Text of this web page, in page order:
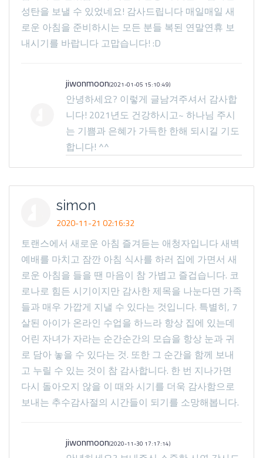
성탄을 보낼 수 있었네요! 감사드립니다 매일매일 새
로운 아침을 준비하시는 모든 분들 복된 연말연휴 보
내시기를 바랍니다 고맙습니다! :D
jiwonmoon(2021-01-05 15:10:49)
안녕하세요? 이렇게 글남겨주셔서 감사합
니다! 2021년도 건강하시고~ 하나님 주시
는 기쁨과 은혜가 가득한 한해 되시길 기도
합니다! ^^
simon
2020-11-21 02:16:32
토랜스에서 새로운 아침 즐겨듣는 애청자입니다 새벽
예배를 마치고 잠깐 아침 식사를 하러 집에 가면서 새
로운 아침을 들을 땐 마음이 참 가볍고 즐겁습니다. 코
로나로 힘든 시기이지만 감사한 제목을 나눈다면 가족
들과 매우 가깝게 지낼 수 있다는 것입니다. 특별히, 7
살된 아이가 온라인 수업을 하느라 항상 집에 있는데
어린 자녀가 자라는 순간순간의 모습을 항상 눈과 귀
로 담아 놓을 수 있다는 것. 또한 그 순간을 함께 보내
고 누릴 수 있는 것이 참 감사합니다. 한 번 지나가면
다시 돌아오지 않을 이 때와 시기를 더욱 감사함으로
보내는 추수감사절의 시간들이 되기를 소망해봅니다.
jiwonmoon(2020-11-30 17:17:14)